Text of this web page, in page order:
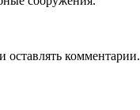
оставлять комментарии.